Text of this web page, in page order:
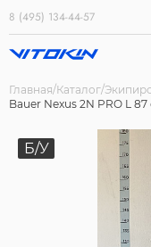
8 (495) 134-44-57
Главная Каталог
Bauer Nexus 2N PRO L
Б/У